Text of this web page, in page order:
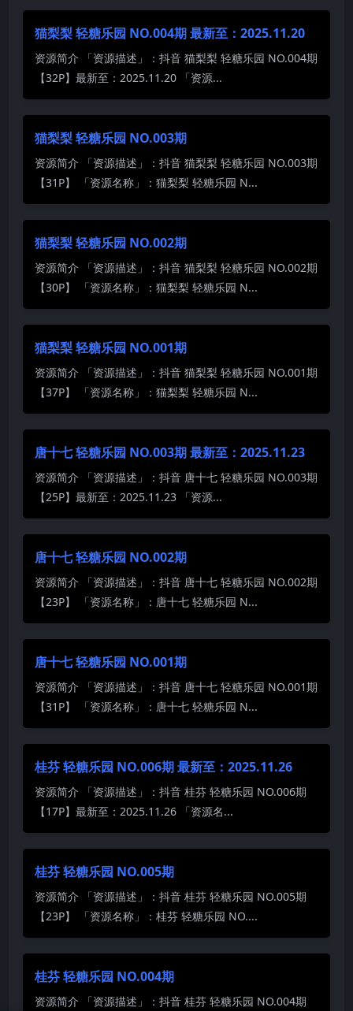
猫梨梨 轻糖乐园 NO.004期 最新至：2025.11.20
资源简介 「资源描述」：抖音 猫梨梨 轻糖乐园 NO.004期
【32P】最新至：2025.11.20 「资源...
猫梨梨 轻糖乐园 NO.003期
资源简介 「资源描述」：抖音 猫梨梨 轻糖乐园 NO.003期
【31P】 「资源名称」：猫梨梨 轻糖乐园 N...
猫梨梨 轻糖乐园 NO.002期
资源简介 「资源描述」：抖音 猫梨梨 轻糖乐园 NO.002期
【30P】 「资源名称」：猫梨梨 轻糖乐园 N...
猫梨梨 轻糖乐园 NO.001期
资源简介 「资源描述」：抖音 猫梨梨 轻糖乐园 NO.001期
【37P】 「资源名称」：猫梨梨 轻糖乐园 N...
唐十七 轻糖乐园 NO.003期 最新至：2025.11.23
资源简介 「资源描述」：抖音 唐十七 轻糖乐园 NO.003期
【25P】最新至：2025.11.23 「资源...
唐十七 轻糖乐园 NO.002期
资源简介 「资源描述」：抖音 唐十七 轻糖乐园 NO.002期
【23P】 「资源名称」：唐十七 轻糖乐园 N...
唐十七 轻糖乐园 NO.001期
资源简介 「资源描述」：抖音 唐十七 轻糖乐园 NO.001期
【31P】 「资源名称」：唐十七 轻糖乐园 N...
桂芬 轻糖乐园 NO.006期 最新至：2025.11.26
资源简介 「资源描述」：抖音 桂芬 轻糖乐园 NO.006期
【17P】最新至：2025.11.26 「资源名...
桂芬 轻糖乐园 NO.005期
资源简介 「资源描述」：抖音 桂芬 轻糖乐园 NO.005期
【23P】 「资源名称」：桂芬 轻糖乐园 NO....
桂芬 轻糖乐园 NO.004期
资源简介 「资源描述」：抖音 桂芬 轻糖乐园 NO.004期